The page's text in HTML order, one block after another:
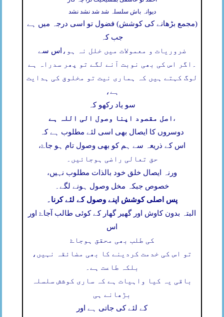
دیوانہ باش سلسلہ شد شد نشد نشد
(مجمع بڑھانے کی کوشش) فضول تو اسی درجہ میں ہے
جب کہ
اس سے ضروریات و معمولات میں خلل نہ ہو،
اگر اس کی بھی نوبت آنے لگے تو پھر سدراہ ہے
لوگ کہتے ہیں کہ ہماری نیت تو مخلوق کی ہدایت
ہے،
سو یاد رکھو کہ
اصل مقصود اپنا وصول الی اللہ ہے ،
دوسروں کا ایصال بھی اسی لئے مطلوب ہے کہ
اس کے ذریعہ سے ہم کو بھی وصول تام ہو جاۓ،
حق تعالی راضی ہوجائیں۔
ورنہ ایصال خلق خود بالذات مطلوب نہیں،
خصوص جبکہ مخل وصول ہونے لگے۔
پس اصلی کوشش اپنے وصول کے لئے کرنا۔
البتہ بدون کاوش اور گھیر گھار کے کوئی طالب آجاۓ اور
اس
کی طلب بھی محقق ہوجاۓ
تو اس کی خدمت کردینے کا بھی مضائقہ نہیں،
بلکہ طاعت ہے۔
باقی یہ کیا واہیات ہے کہ ساری کوشش سلسلہ
بڑھانے ہی
کے لئے کی جاتی ہے اور